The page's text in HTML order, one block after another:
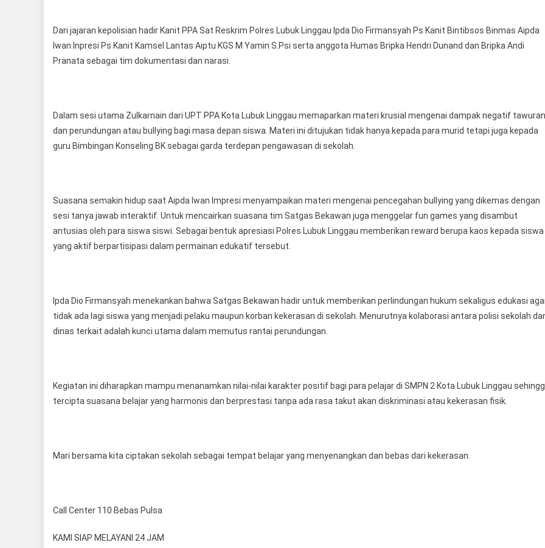
Dari jajaran kepolisian hadir Kanit PPA Sat Reskrim Polres Lubuk Linggau Ipda Dio Firmansyah Ps Kanit Bintibsos Binmas Aipda
Iwan Inpresi Ps Kanit Kamsel Lantas Aiptu KGS M Yamin S.Psi serta anggota Humas Bripka Hendri Dunand dan Bripka Andi
Pranata sebagai tim dokumentasi dan narasi.
Dalam sesi utama Zulkarnain dari UPT PPA Kota Lubuk Linggau memaparkan materi krusial mengenai dampak negatif tawuran
dan perundungan atau bullying bagi masa depan siswa. Materi ini ditujukan tidak hanya kepada para murid tetapi juga kepada
guru Bimbingan Konseling BK sebagai garda terdepan pengawasan di sekolah.
Suasana semakin hidup saat Aipda Iwan Impresi menyampaikan materi mengenai pencegahan bullying yang dikemas dengan
sesi tanya jawab interaktif. Untuk mencairkan suasana tim Satgas Bekawan juga menggelar fun games yang disambut
antusias oleh para siswa siswi. Sebagai bentuk apresiasi Polres Lubuk Linggau memberikan reward berupa kaos kepada siswa
yang aktif berpartisipasi dalam permainan edukatif tersebut.
Ipda Dio Firmansyah menekankan bahwa Satgas Bekawan hadir untuk memberikan perlindungan hukum sekaligus edukasi
tidak ada lagi siswa yang menjadi pelaku maupun korban kekerasan di sekolah. Menurutnya kolaborasi antara polisi sekolah
dinas terkait adalah kunci utama dalam memutus rantai perundungan.
Kegiatan ini diharapkan mampu menanamkan nilai-nilai karakter positif bagi para pelajar di SMPN 2 Kota Lubuk Linggau
tercipta suasana belajar yang harmonis dan berprestasi tanpa ada rasa takut akan diskriminasi atau kekerasan fisik.
Mari bersama kita ciptakan sekolah sebagai tempat belajar yang menyenangkan dan bebas dari kekerasan.
Call Center 110 Bebas Pulsa
KAMI SIAP MELAYANI 24 JAM